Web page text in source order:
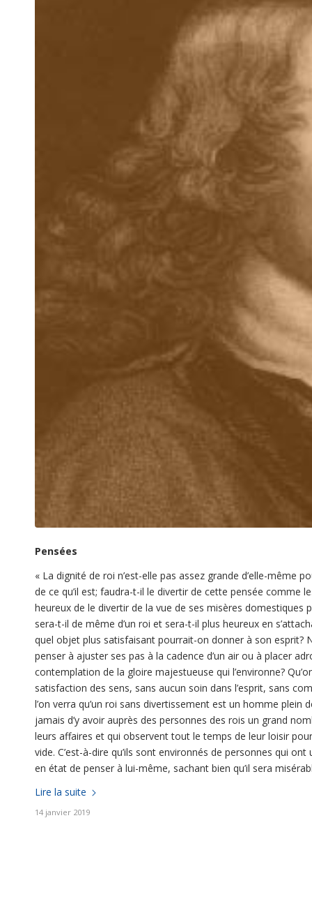
Pensées
« La dignité de roi n’est-elle pas assez grande d’elle-même
de ce qu’il est; faudra-t-il le divertir de cette pensée comme
heureux de le divertir de la vue de ses misères
sera-t-il de même d’un roi et sera-t-il plus heureux en
quel objet plus satisfaisant pourrait-on donner à son esprit?
penser à ajuster ses pas à la cadence d’un air ou à placer
contemplation de la gloire majestueuse qui l’environne?
satisfaction des sens, sans aucun soin dans l’esprit, sans
l’on verra qu’un roi sans divertissement est un homme
jamais d’y avoir auprès des personnes des rois un grand
leurs affaires et qui observent tout le temps de leur loisir
vide. C’est-à-dire qu’ils sont environnés de personnes qui
en état de penser à lui-même, sachant bien qu’il sera
Lire la suite
14 janvier 2019